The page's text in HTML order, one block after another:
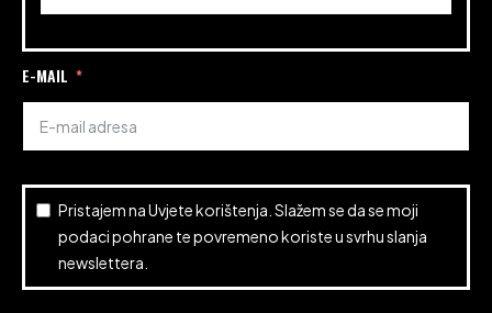
E-MAIL
Pristajem naUvjete korištenja . Slažem se da se moji
podaci pohrane te povremeno koriste u svrhu slanja
newslettera.